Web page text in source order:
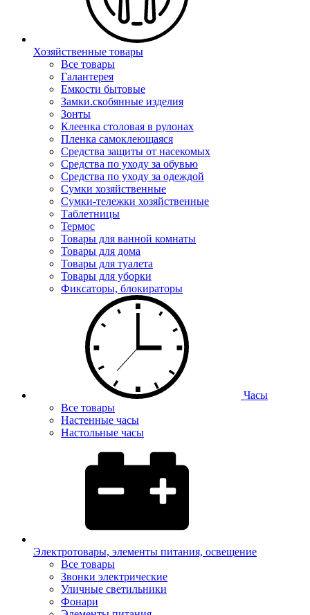
Хозяйственные товары
Все товары
Галантерея
Емкости бытовые
Замки.скобянные изделия
Зонты
Клеенка столовая в рулонах
Пленка самоклеющаяся
Средства защиты от насекомых
Средства по уходу за обувью
Средства по уходу за одеждой
Сумки хозяйственные
Сумки-тележки хозяйственные
Таблетницы
Термос
Товары для ванной комнаты
Товары для дома
Товары для туалета
Товары для уборки
Фиксаторы, блокираторы
Часы
Все товары
Настенные часы
Настольные часы
Электротовары, элементы питания, освещение
Все товары
Звонки электрические
Уличные светильники
Фонари